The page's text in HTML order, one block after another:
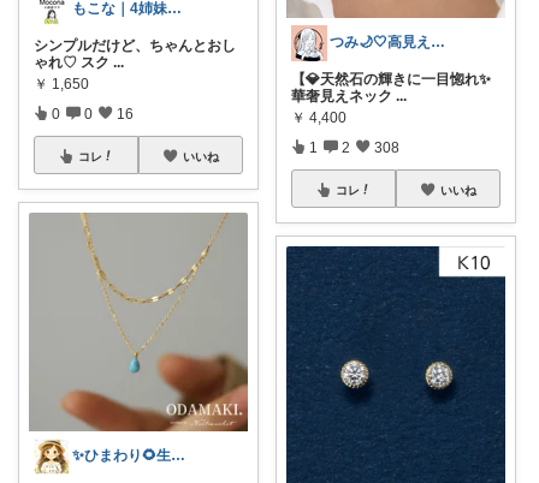
もこな｜4姉妹ママ×子供のも×家事ラク
シンプルだけど、ちゃんとおし
ゃれ♡ スク ...
￥ 1,650
0 0 16
コレ いいね
✨ひまわり🌻生活雑貨・純喫茶✨
つみ🌙🤍高見えアクセ&ファッション
【💎天然石の輝きに一目惚れ✨
華奢見えネック ...
￥ 4,400
1 2 308
コレ いいね